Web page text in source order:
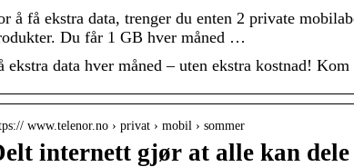
å få ekstra data, trenger du enten 2 private
Du får 1 GB hver måned …
ekstra data hver måned – uten ekstra kostnad!
www.telenor.no › privat › mobil › sommer
internett gjør at alle kan